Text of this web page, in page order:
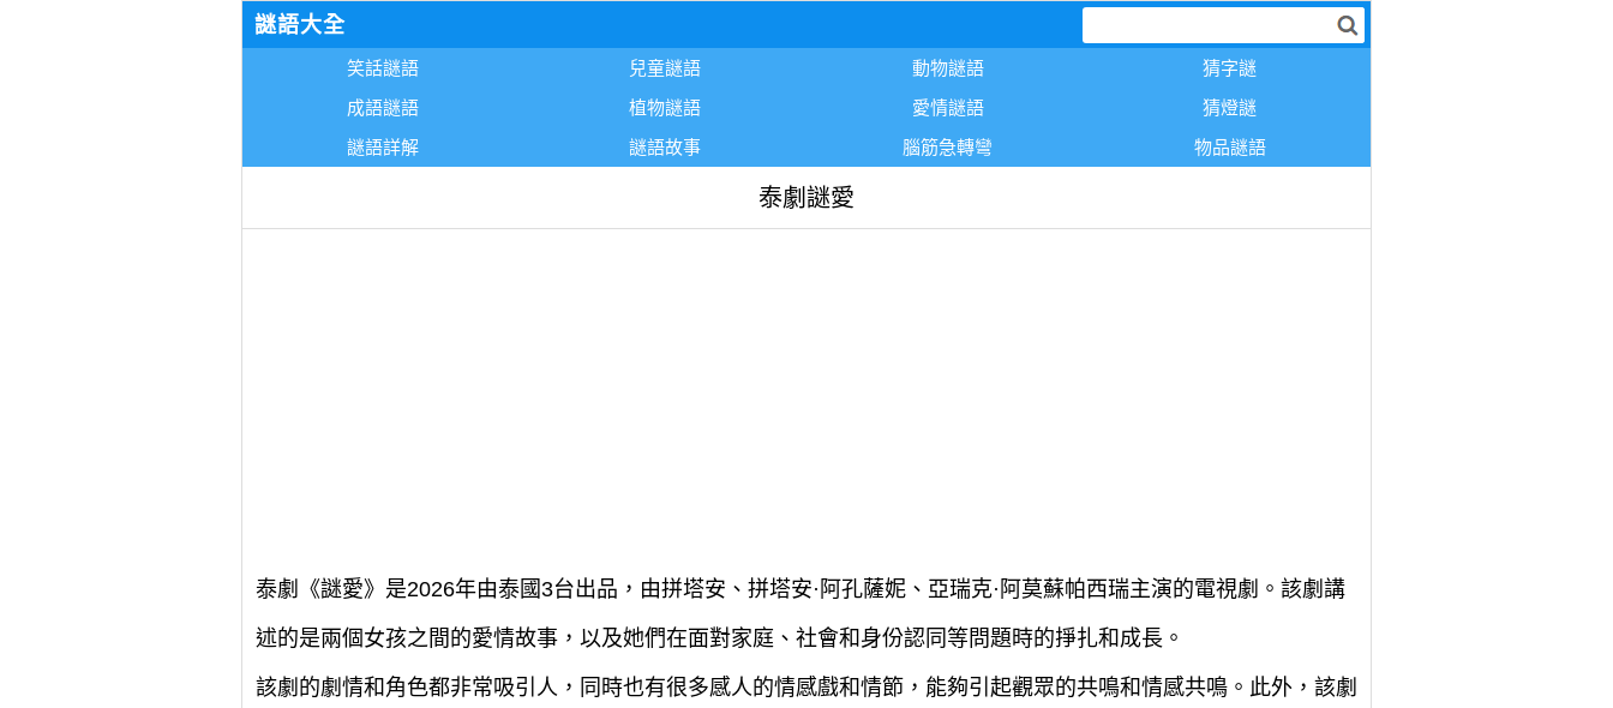
謎語大全
笑話謎語 兒童謎語 動物謎語
猜字謎
成語謎語
植物謎語 愛情謎語
猜燈謎
謎語詳解
謎語故事 腦筋急轉彎 物品謎語
泰劇謎愛
泰劇《謎愛》是2026年由泰國3台出品，由拼塔安、拼塔安·阿孔薩妮、亞瑞克·阿莫蘇帕西瑞主演的電視劇。該劇講
述的是兩個女孩之間的愛情故事，以及她們在面對家庭、社會和身份認同等問題時的掙扎和成長。
該劇的劇情和角色都非常吸引人，同時也有很多感人的情感戲和情節，能夠引起觀眾的共鳴和情感共鳴。此外，該劇